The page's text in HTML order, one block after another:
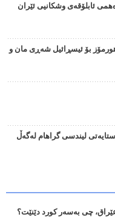
ئابلۆقەی وشکانیی ئێران
بۆ ئیسڕائیل شەڕی مان و
لیندسی گراهام لەگەڵ
چی بەسەر کورد دێنێت؟